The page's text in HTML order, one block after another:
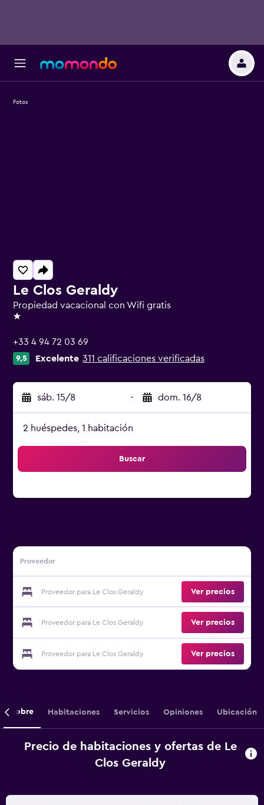
Le Clos Geraldy
Propiedad vacacional con Wifi gratis
1 estrella
+33 4 94 72 03 69
9,5 Excelente 311 calificaciones verificadas
sáb. 15/8 - dom. 16/8
2 huéspedes, 1 habitación
Buscar
Proveedor
Proveedor para Le Clos Geraldy Ver precios
Proveedor para Le Clos Geraldy Ver precios
Proveedor para Le Clos Geraldy Ver precios
Fotos
Sobre Habitaciones Servicios Opiniones Ubicación
Precio de habitaciones y ofertas de Le
Clos Geraldy